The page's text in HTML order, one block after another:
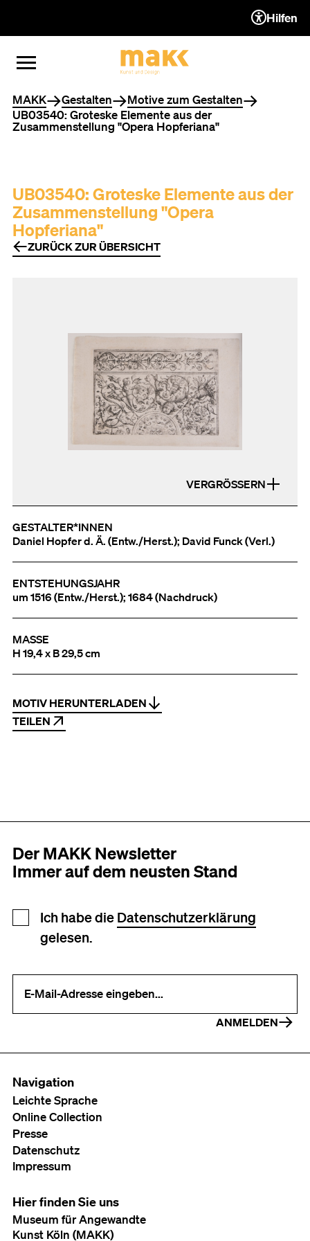
ZUM INHALT (ACCESSKEY 1)
ZUR NAVIGATION
ZUM FOOTER (ACCESSKEY 3)
MENÜ ÖFFNEN
MENÜ SCHLIESSEN
Hilfen
Sie befinden sich hier
MAKK Gestalten
Motive zum Gestalten
UB03540: Groteske Elemente aus der
Zusammenstellung "Opera Hopferiana"
UB03540: Groteske Elemente aus der
Zusammenstellung "Opera
Hopferiana"
ZURÜCK ZUR ÜBERSICHT
VERGRÖSSERN
GESTALTER*INNEN
Daniel Hopfer d. Ä. (Entw./Herst.); David Funck (Verl.)
ENTSTEHUNGSJAHR
um 1516 (Entw./Herst.); 1684 (Nachdruck)
MASSE
H 19,4 x B 29,5 cm
MOTIV HERUNTERLADEN
TEILEN
Der MAKK Newsletter
Immer auf dem neusten Stand
Newsletter Anmeldung
Ich habe die Datenschutzerklärung
gelesen.
ANMELDEN
Navigation
Leichte Sprache
Online Collection
Presse
Datenschutz
Impressum
Hier finden Sie uns
Museum für Angewandte
Kunst Köln (MAKK)